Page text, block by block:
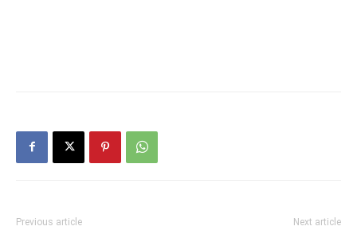
Previous article Next article